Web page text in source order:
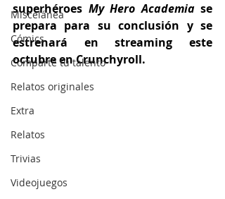
Miscelánea
Cómics
Comparte tu talento
Relatos originales
Extra
Relatos
Trivias
Videojuegos
superhéroes My Hero Academia se
prepara para su conclusión y se
estrenará en streaming este
octubre en Crunchyroll.